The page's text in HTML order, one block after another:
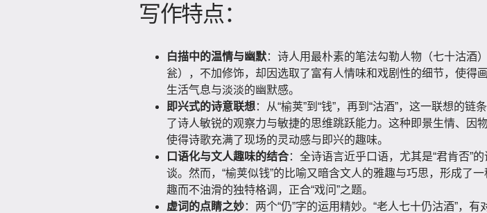
写作特点：
白描中的温情与幽默：诗人用最朴素的笔法勾勒人物（七十沽酒
瓮），不加修饰，却因选取了富有人情味和戏剧性的细节，使得
生活气息与淡淡的幽默感。
即兴式的诗意联想：从“榆荚”到“钱”，再到“沽酒”，这一联想的链
了诗人敏锐的观察力与敏捷的思维跳跃能力。这种即景生情、因
使得诗歌充满了现场的灵动感与即兴的趣味。
口语化与文人趣味的结合：全诗语言近乎口语，尤其是“君肯否”
谈。然而，“榆荚似钱”的比喻又暗含文人的雅趣与巧思，形成了
趣而不油滑的独特格调，正合“戏问”之题。
虚词的点睛之妙：两个“仍”字的运用精妙。“老人七十仍沽酒”，有